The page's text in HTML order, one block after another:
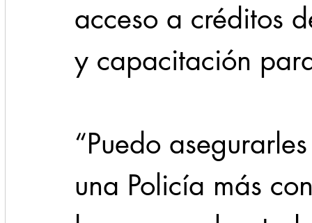
acceso a créditos
y capacitación
“Puedo
una Policía más